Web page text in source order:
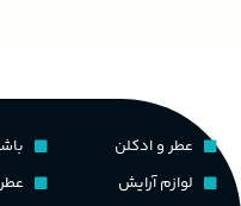
عطر و ادکلن
لوازم آرایش